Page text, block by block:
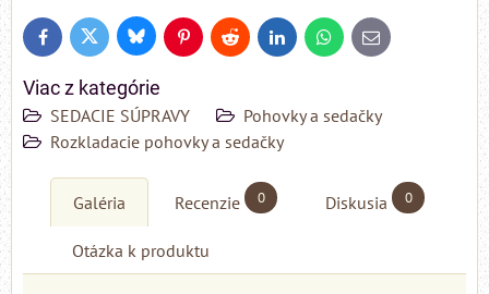
FacebookTwitter BlueskyPinterestReddit LinkedInWhatsApp
E-
mail
Viac z kategórie
SEDACIE SÚPRAVY
Pohovky a sedačky
Rozkladacie pohovky a sedačky
Galéria Recenzie 0 Diskusia 0
Otázka k produktu